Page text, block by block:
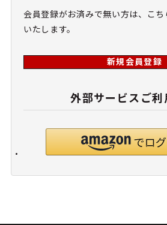
会員登録がお済みで無い方は、こ
いたします。
新規会員登録
外部サービスご利